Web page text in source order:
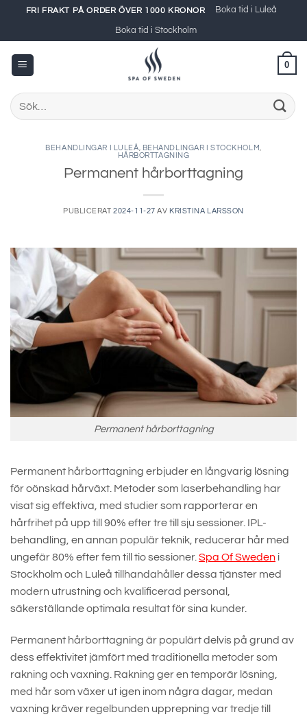
content
FRI FRAKT PÅ ORDER ÖVER 1000 KRONOR Boka tid i Luleå
Boka tid i Stockholm
0
Sök
efter:
BEHANDLINGAR I LULEÅ BEHANDLINGAR I STOCKHOLM
HÅRBORTTAGNING
Permanent hårborttagning
PUBLICERAT2024-11-27 AV KRISTINA LARSSON
Permanent hårborttagning
Permanent hårborttagning erbjuder en långvarig lösning
för oönskad hårväxt. Metoder som laserbehandling har
visat sig effektiva, med studier som rapporterar en
hårfrihet på upp till 90% efter tre till sju sessioner. IPL-
behandling, en annan populär teknik, reducerar hår med
ungefär 80% efter fem till tio sessioner. Spa Of Sweden i
Stockholm och Luleå tillhandahåller dessa tjänster med
modern utrustning och kvalificerad personal,
säkerställande optimala resultat för sina kunder.
Permanent hårborttagning är populärt delvis på grund av
dess effektivitet jämfört med traditionella metoder som
rakning och vaxning. Rakning ger en temporär lösning,
med hår som växer ut igen inom några dagar, medan
vaxning kräver regelbunden upprepning var tredje till